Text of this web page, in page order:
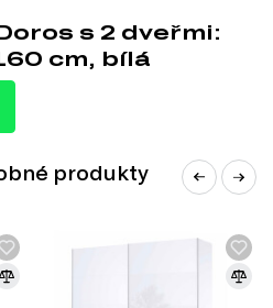
s 2 dveřmi:
cm, bílá
produkty